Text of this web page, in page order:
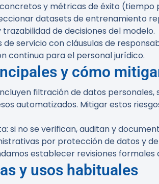
y métricas de éxito (tiempo
datasets de entrenamiento
de decisiones del modelo.
servicio con cláusulas de
continua para el personal jurídico.
y cómo
filtración de datos
automatizados. Mitigar estos
si no se verifican, auditan y
por protección de datos y
establecer revisiones formales
y usos habituales